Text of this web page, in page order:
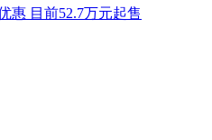
惠 目前52.7万元起售